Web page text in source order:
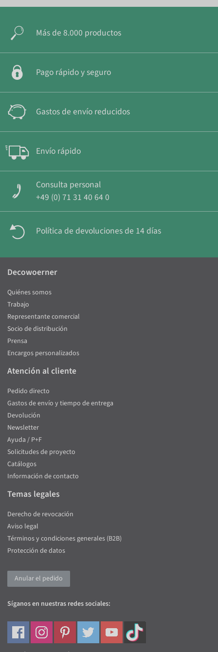
Más de 8.000 productos
Pago rápido y seguro
Gastos de envío reducidos
Envío rápido
Consulta personal
+49 (0) 71 31 40 64 0
Política de devoluciones de 14 días
Decowoerner
Quiénes somos
Trabajo
Representante comercial
Socio de distribución
Prensa
Encargos personalizados
Atención al cliente
Pedido directo
Gastos de envío y tiempo de entrega
Devolución
Newsletter
Ayuda / P+F
Solicitudes de proyecto
Catálogos
Información de contacto
Temas legales
Derecho de revocación
Aviso legal
Términos y condiciones generales (B2B)
Protección de datos
Anular el pedido
Síganos en nuestras redes sociales: